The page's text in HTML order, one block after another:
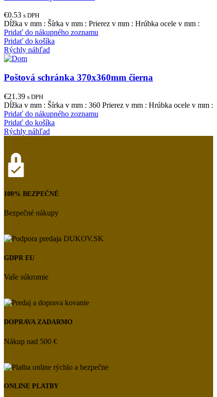
€0.53 s DPH
Dĺžka v mm : Šírka v mm : Prierez v mm : Hrúbka ocele v mm :
Pridať do nákupného zoznamu
Pridať do košíka
Rýchly náhľad
Poštová schránka 370x360mm čierna
€21.39 s DPH
Dĺžka v mm : Šírka v mm : 360 Prierez v mm : Hrúbka ocele v mm :
Pridať do nákupného zoznamu
Pridať do košíka
Rýchly náhľad
100% BEZPEČNÉ
Bezpečné nákupy
GDPR EU
Vaše súkromie
DOPRAVA ZADARMO
Nákup nad 500 €
ONLINE PLATBY